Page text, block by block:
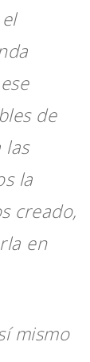
de
las
la
creado,
en
mismo